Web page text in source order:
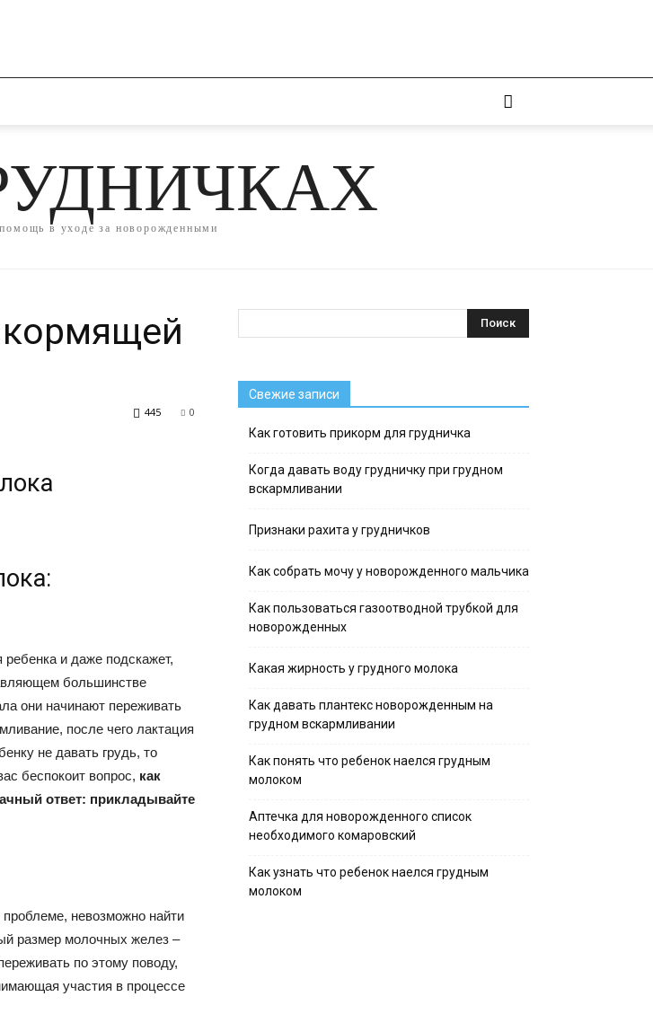
в уходе за новорожденными
0
445
ребенка и даже подскажет,
большинстве
они начинают переживать
после чего лактация
не давать грудь, то
беспокоит вопрос, как
ответ: прикладывайте
невозможно найти
размер молочных желез –
по этому поводу,
участия в процессе
Свежие записи
Как готовить прикорм для грудничка
Когда давать воду грудничку при грудном
вскармливании
Признаки рахита у грудничков
Как собрать мочу у новорожденного мальчика
Как пользоваться газоотводной трубкой для
новорожденных
Какая жирность у грудного молока
Как давать плантекс новорожденным на
грудном вскармливании
Как понять что ребенок наелся грудным
молоком
Аптечка для новорожденного список
необходимого комаровский
Как узнать что ребенок наелся грудным
молоком